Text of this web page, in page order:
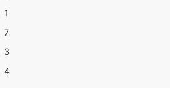
1
7
3
4